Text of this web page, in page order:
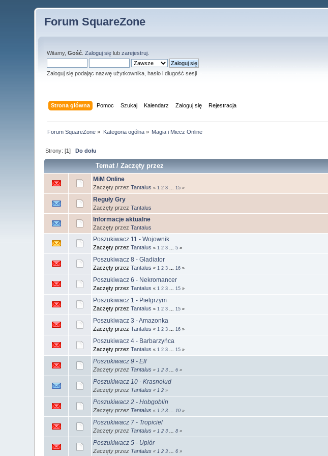
Forum SquareZone
Witamy,Gość .Zaloguj się lubzarejestruj
Zaloguj się podając nazwę użytkownika, hasło i długość sesji
Strona główna Pomoc Szukaj Kalendarz Zaloguj się Rejestracja
Forum SquareZone » Kategoria ogólna» Magia i Miecz Online
Strony: [1]Do dołu
Temat/Zaczęty przez
MiM Online
Zaczęty przezTantalus « 1 2 3 15 »
Reguły Gry
Zaczęty przezTantalus
Informacje aktualne
Zaczęty przezTantalus
Poszukiwacz 11 - Wojownik
Zaczęty przezTantalus « 1 2 3 ...5 »
Poszukiwacz 8 - Gladiator
Zaczęty przezTantalus « 1 2 3 16 »
Poszukiwacz 6 - Nekromancer
Zaczęty przezTantalus « 1 2 3 15 »
Poszukiwacz 1 - Pielgrzym
Zaczęty przezTantalus « 1 2 3 15 »
Poszukiwacz 3 - Amazonka
Zaczęty przezTantalus « 1 2 3 16 »
Poszukiwacz 4 - Barbarzyńca
Zaczęty przezTantalus « 1 2 3 15 »
Poszukiwacz 9 - Elf
Zaczęty przez Tantalus « 1 2 3 ...6 »
Poszukiwacz 10 - Krasnolud
Zaczęty przez Tantalus « 1 2 »
Poszukiwacz 2 - Hobgoblin
Zaczęty przez Tantalus « 1 2 3 10 »
Poszukiwacz 7 - Tropiciel
Zaczęty przez Tantalus « 1 2 3 ...8 »
Poszukiwacz 5 - Upiór
Zaczęty przez Tantalus « 1 2 3 ...6 »